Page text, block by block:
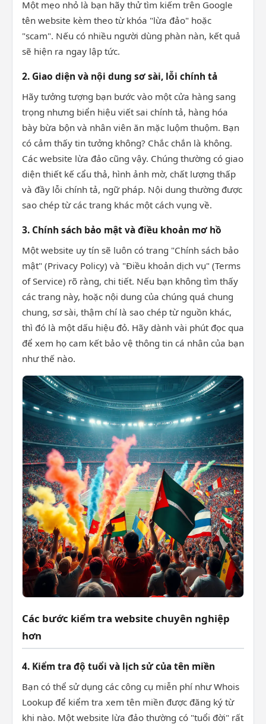
Một mẹo nhỏ là bạn hãy thử tìm kiếm trên Google
tên website kèm theo từ khóa "lừa đảo" hoặc
"scam". Nếu có nhiều người dùng phàn nàn, kết quả
sẽ hiện ra ngay lập tức.
2. Giao diện và nội dung sơ sài, lỗi chính tả
Hãy tưởng tượng bạn bước vào một cửa hàng sang
trọng nhưng biển hiệu viết sai chính tả, hàng hóa
bày bừa bộn và nhân viên ăn mặc luộm thuộm. Bạn
có cảm thấy tin tưởng không? Chắc chắn là không.
Các website lừa đảo cũng vậy. Chúng thường có giao
diện thiết kế cẩu thả, hình ảnh mờ, chất lượng thấp
và đầy lỗi chính tả, ngữ pháp. Nội dung thường được
sao chép từ các trang khác một cách vụng về.
3. Chính sách bảo mật và điều khoản mơ hồ
Một website uy tín sẽ luôn có trang "Chính sách bảo
mật" (Privacy Policy) và "Điều khoản dịch vụ" (Terms
of Service) rõ ràng, chi tiết. Nếu bạn không tìm thấy
các trang này, hoặc nội dung của chúng quá chung
chung, sơ sài, thậm chí là sao chép từ nguồn khác,
thì đó là một dấu hiệu đỏ. Hãy dành vài phút đọc qua
để xem họ cam kết bảo vệ thông tin cá nhân của bạn
như thế nào.
Các bước kiểm tra website chuyên nghiệp
hơn
4. Kiểm tra độ tuổi và lịch sử của tên miền
Bạn có thể sử dụng các công cụ miễn phí như Whois
Lookup để kiểm tra xem tên miền được đăng ký từ
khi nào. Một website lừa đảo thường có "tuổi đời" rất